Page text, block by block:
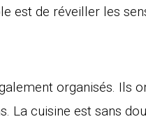
est de réveiller les
organisés. Ils
La cuisine est sans